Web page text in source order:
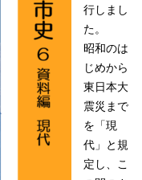
行しまし
た。
昭和のは
じめから
東日本大
震災まで
を「現
代」と規
定し、こ